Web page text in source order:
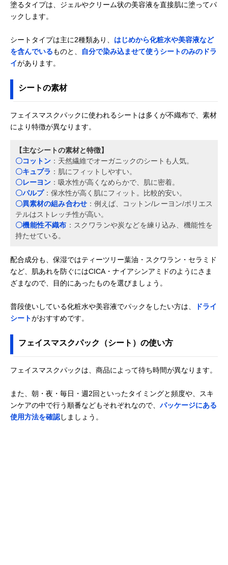
WHITE クリア 7枚
Amazonで見る
Amazonで見る
バンダイ オスカル
プレゼントにおす
1枚（27ml）
ャルシート 50枚
を手作り
塗るタイプは、ジェルやクリーム状の美容液を直接肌に塗ってパ
ックします。
シートタイプは主に2種類あり、 はじめから化粧水や美容液など
を含んでいるものと、
自分で染み込ませて使うシートのみのドラ
イがあります。
シートの素材
フェイスマスクパックに使われるシートは多くが不織布で、素材
により特徴が異なります。
【主なシートの素材と特徴】
〇コットン ：天然繊維でオーガニックのシートも人気。
〇キュプラ ：肌にフィットしやすい。
〇レーヨン ：吸水性が高くなめらかで、肌に密着。
〇パルプ：保水性が高く肌にフィット。比較的安い。
〇異素材の組み合わせ：例えば、コットン/レーヨン/ポリエス
テルはストレッチ性が高い。
〇機能性不織布 ：スクワランや炭などを練り込み、機能性を
持たせている。
配合成分も、保湿ではティーツリー葉油・スクワラン・セラミド
など、肌あれを防ぐにはCICA・ナイアシンアミドのようにさま
ざまなので、目的にあったものを選びましょう。
普段使いしている化粧水や美容液でパックをしたい方は、
ドライ
シートがおすすめです。
フェイスマスクパック（シート）の使い方
フェイスマスクパックは、商品によって待ち時間が異なります。
また、朝・夜・毎日・週2回といったタイミングと頻度や、スキ
ンケアの中で行う順番などもそれぞれなので、 パッケージにある
使用方法を確認しましょう。